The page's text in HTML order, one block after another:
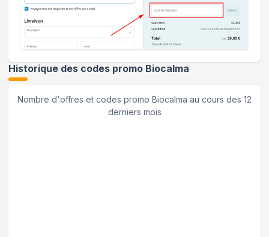
Historique des codes promo Biocalma
Nombre d'offres et codes promo Biocalma au cours des 12
derniers mois